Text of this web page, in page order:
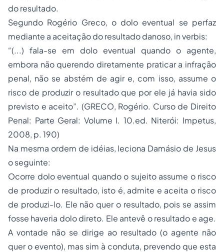
do resultado.
Segundo Rogério Greco, o dolo eventual se perfaz
mediante a aceitação do resultado danoso, in verbis:
“(...) fala-se em dolo eventual quando o agente,
embora não querendo diretamente praticar a infração
penal, não se abstém de agir e, com isso, assume o
risco de produzir o resultado que por ele já havia sido
previsto e aceito”. (GRECO, Rogério. Curso de Direito
Penal: Parte Geral: Volume I. 10.ed. Niterói: Impetus,
2008, p. 190)
Na mesma ordem de idéias, leciona Damásio de Jesus
o seguinte:
Ocorre dolo eventual quando o sujeito assume o risco
de produzir o resultado, isto é, admite e aceita o risco
de produzi-lo. Ele não quer o resultado, pois se assim
fosse haveria dolo direto. Ele antevê o resultado e age.
A vontade não se dirige ao resultado (o agente não
quer o evento), mas sim à conduta, prevendo que esta